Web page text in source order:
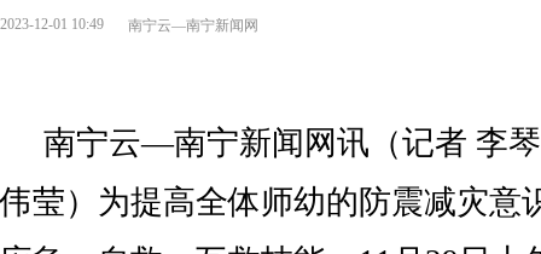
2023-12-01 10:49 南宁云—南宁新闻网
南宁云—南宁新闻网讯（记者 李
伟莹）为提高全体师幼的防震减灾意